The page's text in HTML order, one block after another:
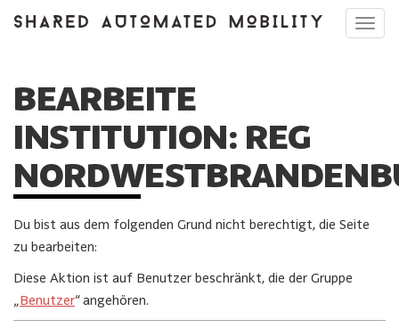
BEARBEITE
INSTITUTION: REG
Du bist aus dem folgenden Grund nicht berechtigt, die Seite
zu bearbeiten:
Diese Aktion ist auf Benutzer beschränkt, die der Gruppe
„Benutzer“ angehören.